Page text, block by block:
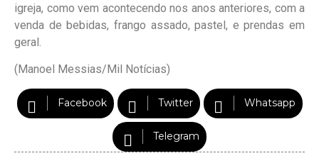
igreja, como vem acontecendo nos anos anteriores, com a
venda de bebidas, frango assado, pastel, e prendas em
geral.
(Manoel Messias/Mil Notícias)
Facebook Twitter Whatsapp
Telegram